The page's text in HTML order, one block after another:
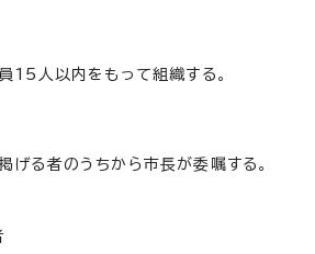
人以内をもって組織する。
る者のうちから市長が委嘱する。